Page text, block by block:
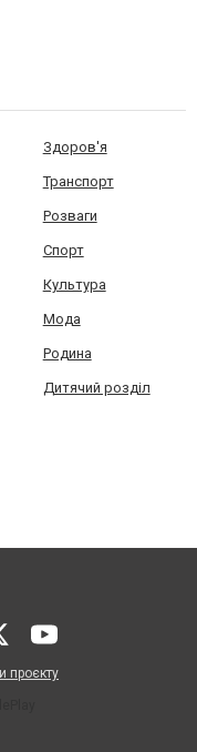
Здоров'я
Транспорт
Розваги
Спорт
Культура
Мода
Родина
Дитячий розділ
проєкту